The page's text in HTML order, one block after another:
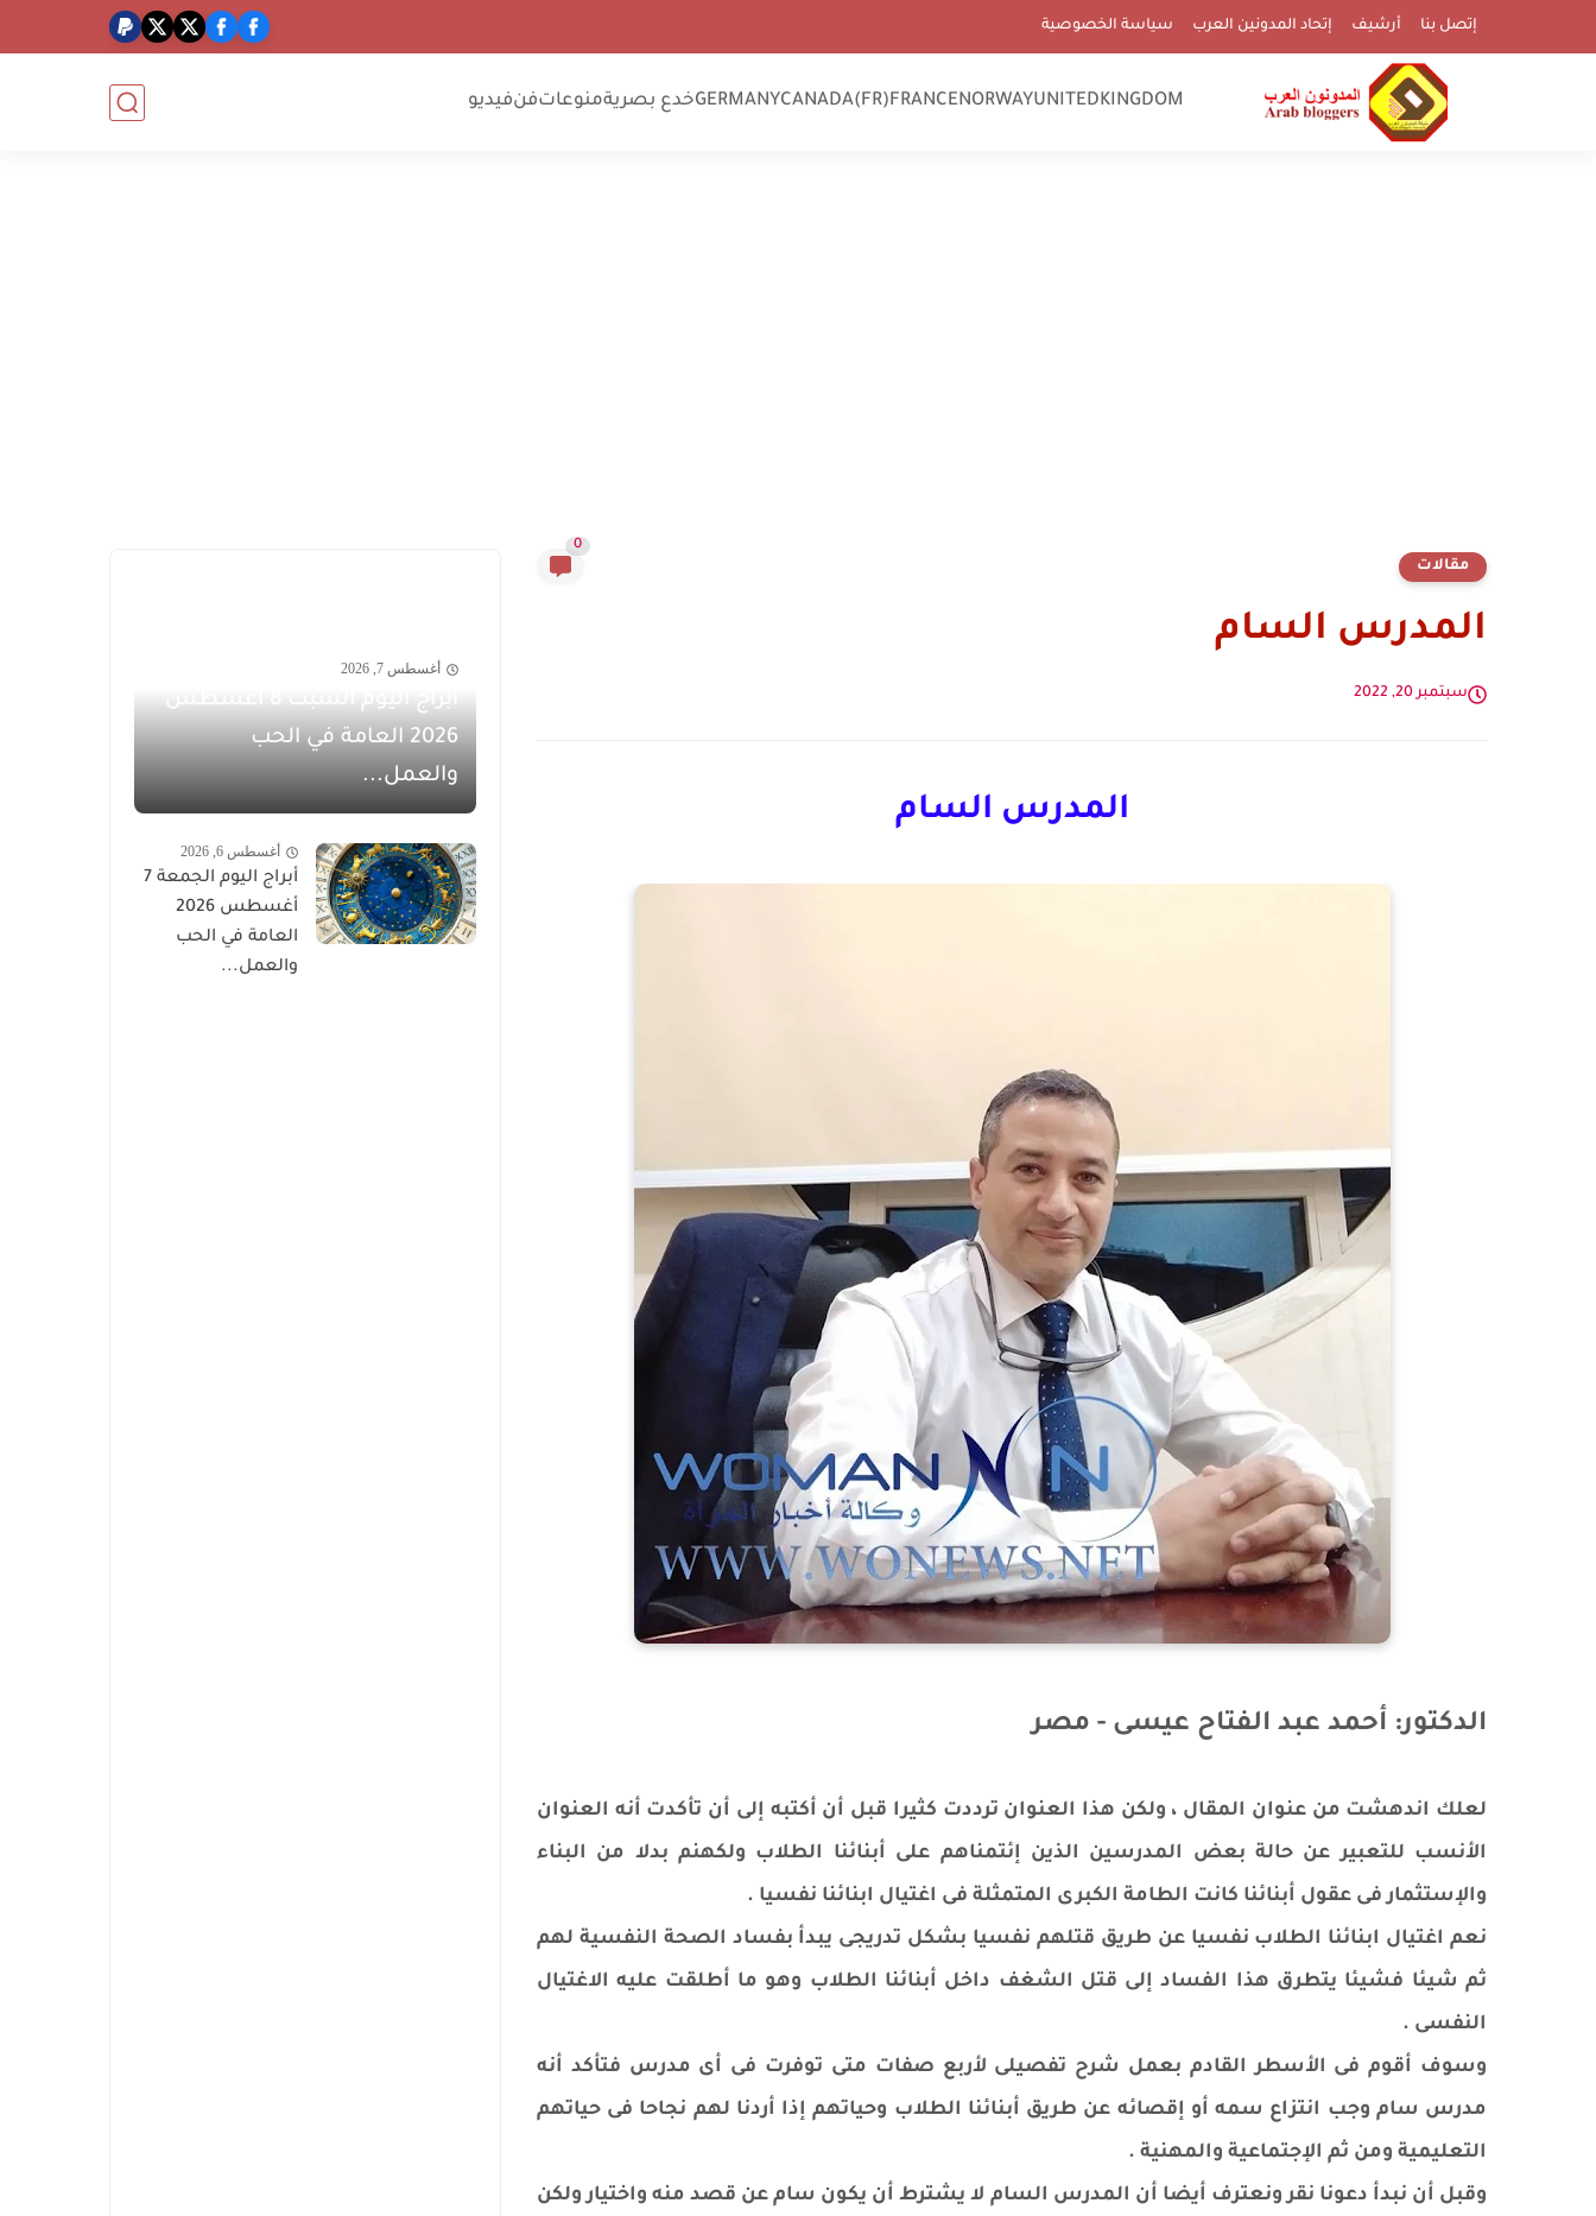
إتصل بنا أرشيف إتحاد المدونين العرب سياسة الخصوصية
UNITEDKINGDOM
NORWAY
FRANCE
CANADA(FR)
GERMANYخدع بصريةمنوعاتفنفيديو
مقالات
0
المدرس السام
سبتمبر 20, 2022
المدرس السام
الدكتور: أحمد عبد الفتاح عيسى - مصر
لعلك اندهشت من عنوان المقال ، ولكن هذا العنوان ترددت كثيرا قبل أن أكتبه إلى أن تأكدت أنه العنوان
الأنسب للتعبير عن حالة بعض المدرسين الذين إئتمناهم على أبنائنا الطلاب ولكهنم بدلا من البناء
والإستثمار فى عقول أبنائنا كانت الطامة الكبرى المتمثلة فى اغتيال ابنائنا نفسيا .
نعم اغتيال ابنائنا الطلاب نفسيا عن طريق قتلهم نفسيا بشكل تدريجى يبدأ بفساد الصحة النفسية لهم
ثم شيئا فشيئا يتطرق هذا الفساد إلى قتل الشغف داخل أبنائنا الطلاب وهو ما أطلقت عليه الاغتيال
النفسى .
وسوف أقوم فى الأسطر القادم بعمل شرح تفصيلى لأربع صفات متى توفرت فى أى مدرس فتأكد أنه
مدرس سام وجب انتزاع سمه أو إقصائه عن طريق أبنائنا الطلاب وحياتهم إذا أردنا لهم نجاحا فى حياتهم
التعليمية ومن ثم الإجتماعية والمهنية .
وقبل أن نبدأ دعونا نقر ونعترف أيضا أن المدرس السام لا يشترط أن يكون سام عن قصد منه واختيار ولكن
أغسطس 7, 2026
أبراج اليوم السبت 8 أغسطس
2026 العامة في الحب
والعمل...
أغسطس 6, 2026
أبراج اليوم الجمعة 7
أغسطس 2026
العامة في الحب
والعمل...